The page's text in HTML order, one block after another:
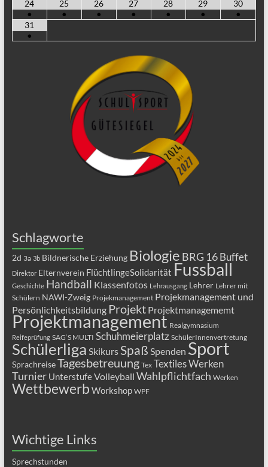
24
•
25
•
26
•
27
•
28
•
29
•
30
•
31
•
Schlagworte
2d 3a 3b Bildnerische Erziehung Biologie BRG 16 Buffet
Direktor Elternverein FlüchtlingeSolidarität Fussball
Geschichte Handball Klassenfotos Lehrausgang Lehrer Lehrer mit
Schülern NAWI-Zweig Projekmanagement Projekmanagement und
Persönlichkeitsbildung Projekt Projektmanagememt
Projektmanagement Realgymnasium
Reifeprüfung SAG‘S MULTI Schuhmeierplatz SchülerInnenvertretung
Schülerliga Skikurs Spaß Spenden Sport
Sprachreise Tagesbetreuung Tex Textiles Werken
Turnier UnterstufeVolleyball Wahlpflichtfach Werken
Wettbewerb Workshop WPF
Wichtige Links
Sprechstunden